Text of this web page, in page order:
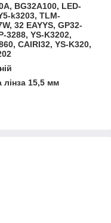
BG32A100, LED-
k3203, TLM-
32 EAYYS, GP32-
3288, YS-K3202,
CAIRI32, YS-K320,
лінза 15,5 мм